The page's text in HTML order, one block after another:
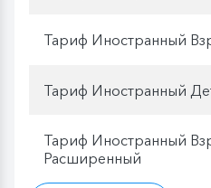
Тариф Иностранный
Тариф Иностранный
Тариф Иностранный
Расширенный